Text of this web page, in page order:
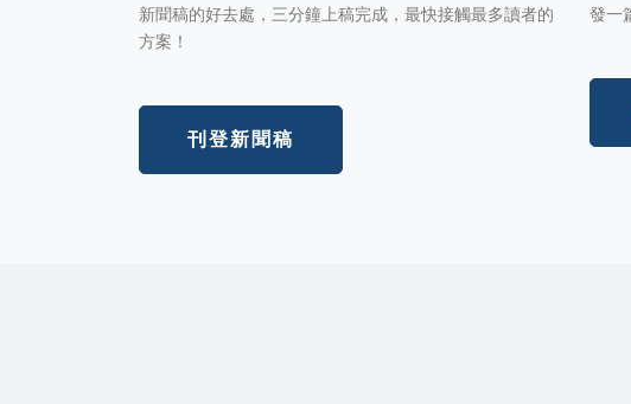
新聞稿的好去處，三分鐘上稿完成，最快接觸最多讀者的
方案！
刊登新聞稿
發一